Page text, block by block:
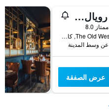
تي إف رويال هوتل
ممتاز 8.0
The Old Westport Road, كاستليبار, أيرلندا
عرض الصفقة